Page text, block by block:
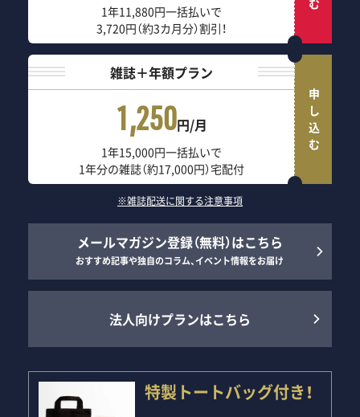
1年11,880円一括払いで
3,720円（約3カ月分）割引！
雑誌＋年額プラン
1,250円/月
1年15,000円一括払いで
1年分の雑誌（約17,000円）宅配付
申し込む
※雑誌配送に関する注意事項
メールマガジン登録（無料）はこちら
おすすめ記事や独自のコラム、イベント情報をお届け
法人向けプランはこちら
特製トートバッグ付き！